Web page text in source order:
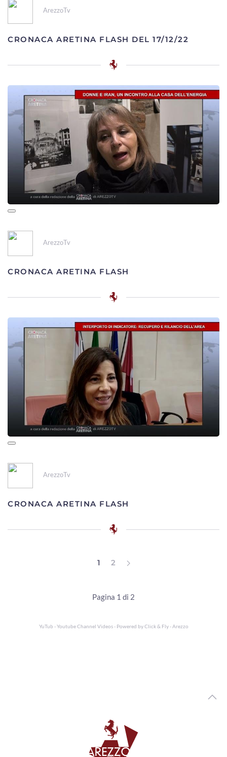
ArezzoTv
CRONACA ARETINA FLASH DEL 17/12/22
ArezzoTv
CRONACA ARETINA FLASH
ArezzoTv
CRONACA ARETINA FLASH
1 2
Pagina 1 di 2
YuTub - Youtube Channel Videos - Powered byClick & Fly - Arezzo